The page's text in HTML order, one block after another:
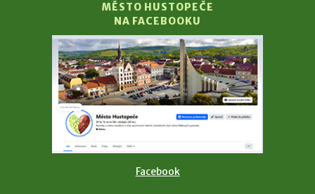
MĚSTO HUSTOPEČE
NA FACEBOOKU
Facebook